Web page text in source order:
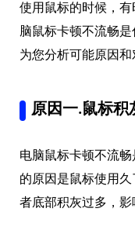
使用鼠标的时候，
脑鼠标卡顿不流畅
为您分析可能原因和
原因一.鼠标积
电脑鼠标卡顿不流
的原因是鼠标使用
者底部积灰过多，影